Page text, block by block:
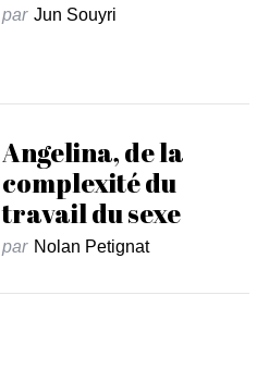
par Jun Souyri
Angelina, de la
complexité du
travail du sexe
par Nolan Petignat